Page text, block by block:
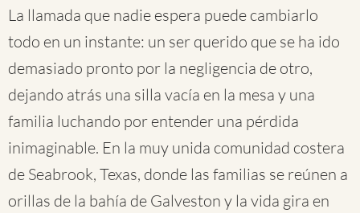
La llamada que nadie espera puede cambiarlo
todo en un instante: un ser querido que se ha ido
demasiado pronto por la negligencia de otro,
dejando atrás una silla vacía en la mesa y una
familia luchando por entender una pérdida
inimaginable. En la muy unida comunidad costera
de Seabrook, Texas, donde las familias se reúnen a
orillas de la bahía de Galveston y la vida gira en